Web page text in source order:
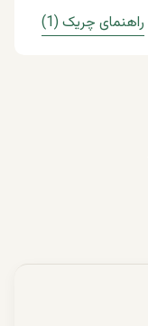
راهنمای چریک (1)